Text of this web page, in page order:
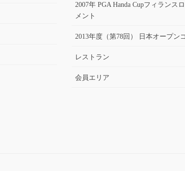
2007年 PGA Handa Cupフィランス
メント
2013年度（第78回） 日本オープン
レストラン
会員エリア